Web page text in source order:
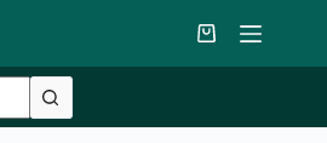
Shopping
cart